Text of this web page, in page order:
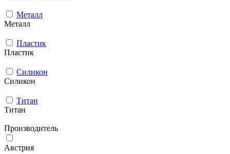
Металл
Металл
Пластик
Пластик
Силикон
Силикон
Титан
Титан
Производитель
Австрия